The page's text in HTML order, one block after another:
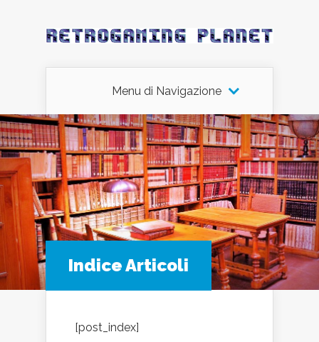
Menu di Navigazione
Indice Articoli
[post_index]